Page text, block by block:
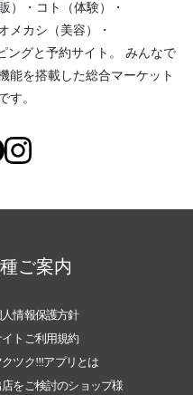
） ・ コト（体験）
・
メカシ（美容）
・
ングと予約サイト。
みんなで
能を搭載した総合マーケット
す。
ご案内
情報保護方針
トご利用規約
クツク!!!アプリとは
をご検討のショップ様